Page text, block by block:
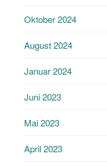
Oktober 2024
August 2024
Januar 2024
Juni 2023
Mai 2023
April 2023